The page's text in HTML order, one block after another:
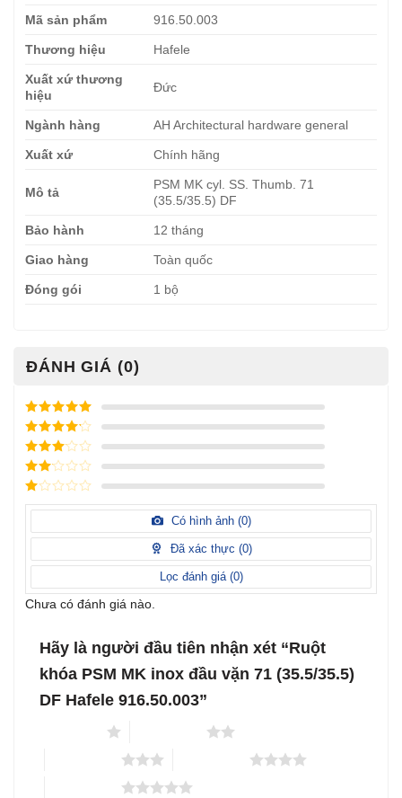
Mã sản phẩm
916.50.003
Thương hiệu Hafele
Xuất xứ thương
hiệu
Đức
Ngành hàng AH Architectural hardware general
Xuất xứ Chính hãng
Mô tả
PSM MK cyl. SS. Thumb. 71
(35.5/35.5) DF
Bảo hành 12 tháng
Giao hàng Toàn quốc
Đóng gói 1 bộ
ĐÁNH GIÁ (0)
Được xếp
hạng
5
5
sao
Được xếp
hạng
4
5
sao
Được
xếp
hạng3
5 sao
Được
hạng
sao
Được
hạng
sao
Có hình ảnh (0)
Đã xác thực (0)
Lọc đánh giá (0)
Chưa có đánh giá nào.
Hãy là người đầu tiên nhận xét “Ruột
khóa PSM MK inox đầu vặn 71 (35.5/35.5)
DF Hafele 916.50.003”